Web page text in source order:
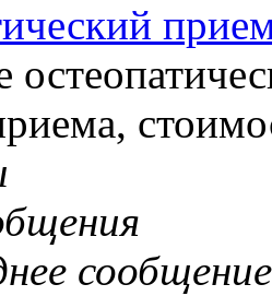
сообщение